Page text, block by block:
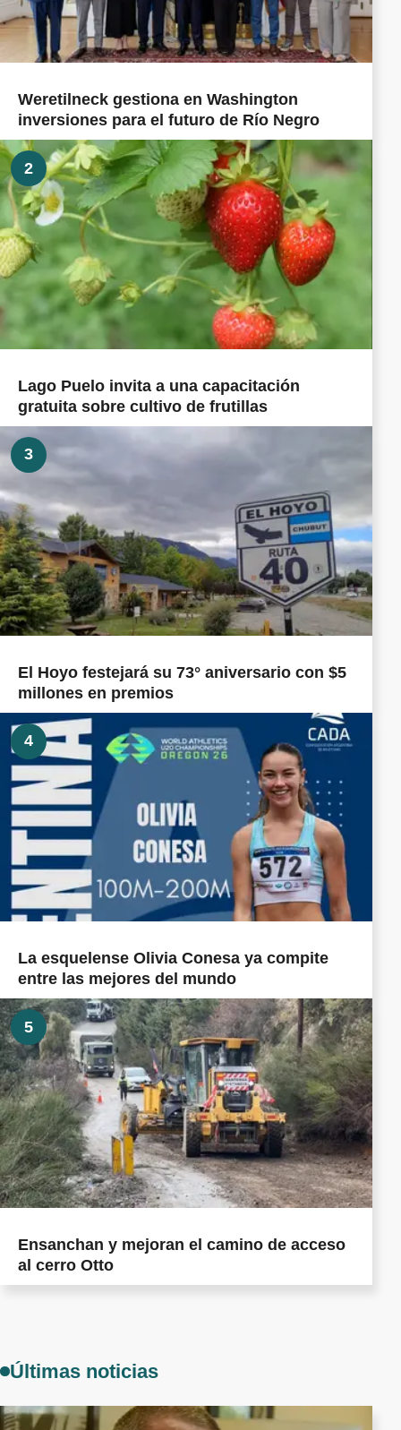
Weretilneck gestiona en Washington
inversiones para el futuro de Río Negro
2
Lago Puelo invita a una capacitación
gratuita sobre cultivo de frutillas
3
El Hoyo festejará su 73° aniversario con $5
millones en premios
4
La esquelense Olivia Conesa ya compite
entre las mejores del mundo
5
Ensanchan y mejoran el camino de acceso
al cerro Otto
Últimas noticias